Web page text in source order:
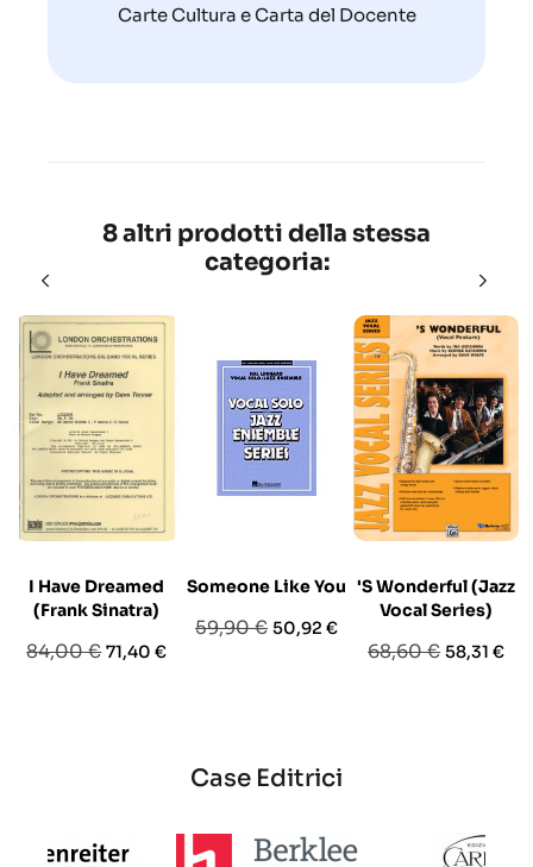
Carte Cultura e Carta del Docente
8 altri prodotti della stessa
categoria:
I Have Dreamed
(Frank Sinatra)
Prezzo
84,00 €Prezzo
71,40 €
Someone Like You
Prezzo
59,90 € Prezzo
50,92 €
'S Wonderful (Jazz
Vocal Series)
Prezzo
68,60 € Prezzo
58,31 €
Case Editrici